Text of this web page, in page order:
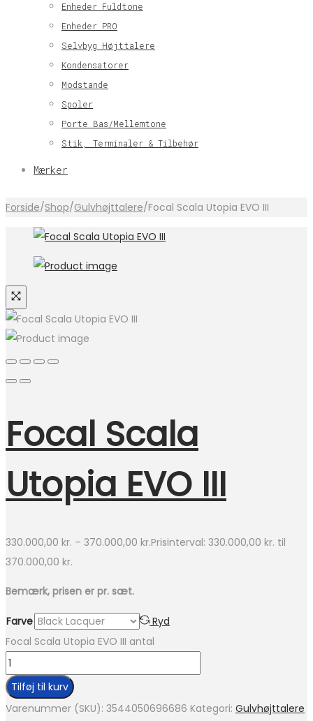
Enheder Fuldtone
Enheder PRO
Selvbyg Højttalere
Kondensatorer
Modstande
Spoler
Porte Bas/Mellemtone
Stik, Terminaler & Tilbehør
Mærker
Forside/Shop/Gulvhøjttalere/Focal Scala Utopia EVO III
Focal Scala
Utopia EVO III
330.000,00 kr. – 370.000,00 kr.Prisinterval: 330.000,00 kr. til
370.000,00 kr.
Bemærk, prisen er pr. sæt.
Farve
Ryd
Focal Scala Utopia EVO III antal
Tilføj til kurv
Varenummer (SKU): 3544050696686 Kategori: Gulvhøjttalere